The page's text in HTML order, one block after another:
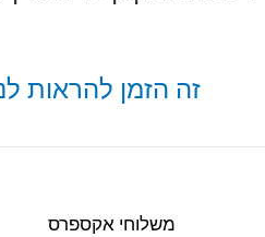
זה הזמן להראות
משלוחי אקספרס